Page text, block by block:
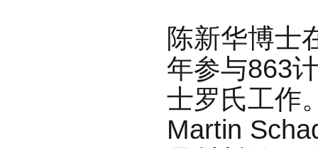
陈新华博士
年参与863
士罗氏工作
Martin